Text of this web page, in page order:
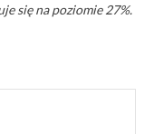
się na poziomie 27%.